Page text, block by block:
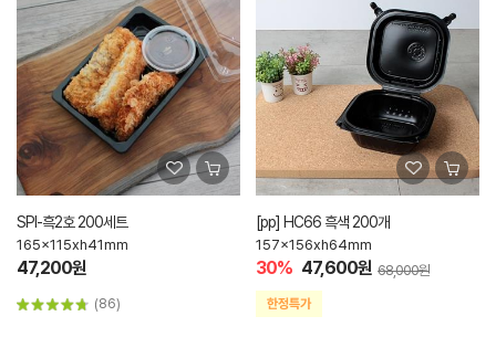
SPI-흑2호 200세트
165x115xh41mm
47,200원
(86)
[pp] HC66 흑색 200개
157x156xh64mm
30% 47,600원 68,000원